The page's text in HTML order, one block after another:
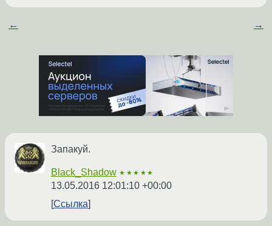
← →
Запакуй.
Black_Shadow ★★★★★
13.05.2016 12:01:10 +00:00
Ссылка